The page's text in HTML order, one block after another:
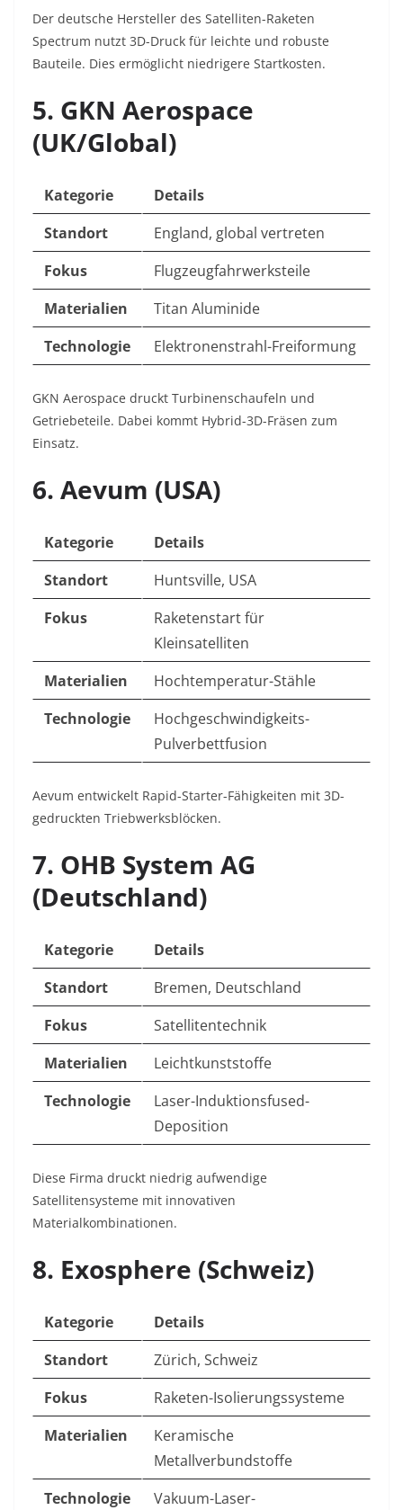
Der deutsche Hersteller des Satelliten-Raketen
Spectrum nutzt 3D-Druck für leichte und robuste
Bauteile. Dies ermöglicht niedrigere Startkosten.
5. GKN Aerospace
(UK/Global)
Kategorie
Details
Standort
England, global vertreten
Fokus
Flugzeugfahrwerksteile
Materialien
Titan Aluminide
Technologie
Elektronenstrahl-Freiformung
GKN Aerospace druckt Turbinenschaufeln und
Getriebeteile. Dabei kommt Hybrid-3D-Fräsen zum
Einsatz.
6. Aevum (USA)
Kategorie
Details
Standort
Huntsville, USA
Fokus
Raketenstart für
Kleinsatelliten
Materialien
Hochtemperatur-Stähle
Technologie
Hochgeschwindigkeits-
Pulverbettfusion
Aevum entwickelt Rapid-Starter-Fähigkeiten mit 3D-
gedruckten Triebwerksblöcken.
7. OHB System AG
(Deutschland)
Kategorie
Details
Standort
Bremen, Deutschland
Fokus
Satellitentechnik
Materialien
Leichtkunststoffe
Technologie
Laser-Induktionsfused-
Deposition
Diese Firma druckt niedrig aufwendige
Satellitensysteme mit innovativen
Materialkombinationen.
8. Exosphere (Schweiz)
Kategorie
Details
Standort
Zürich, Schweiz
Fokus
Raketen-Isolierungssysteme
Materialien
Keramische
Metallverbundstoffe
Technologie
Vakuum-Laser-